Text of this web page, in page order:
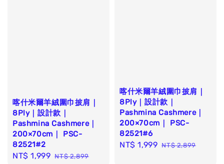
喀什米爾羊絨圍巾披肩｜
8Ply｜設計款｜
Pashmina Cashmere｜
200×70cm｜ PSC-
82521#2
Sale
NT$ 1,999 Regular
NT$ 2,899
喀什米爾羊絨圍巾披肩｜
8Ply｜設計款｜
Pashmina Cashmere｜
200×70cm｜ PSC-
82521#6
Sale
NT$ 1,999 Regular
NT$ 2,899